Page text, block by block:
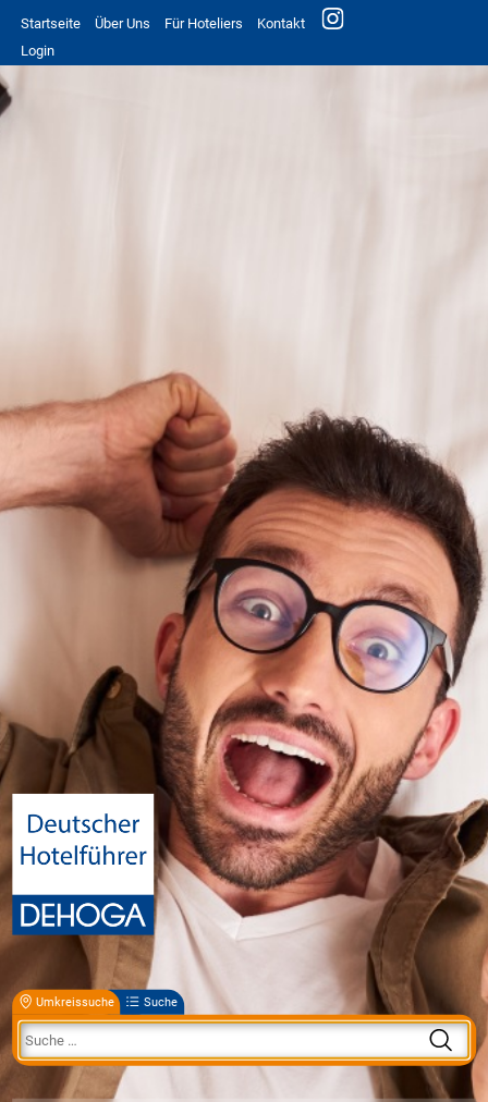
Startseite Über Uns Für Hoteliers
Kontakt
Login
Umkreissuche Suche